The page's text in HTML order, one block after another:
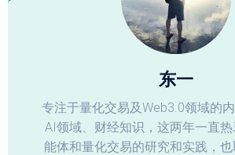
东一
专注于量化交易及Web3.0领域的
AI领域、财经知识，这两年一直
能体和量化交易的研究和实践，